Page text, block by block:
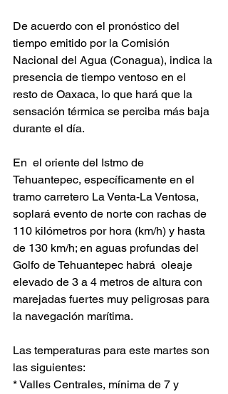
De acuerdo con el pronóstico del
tiempo emitido por la Comisión
Nacional del Agua (Conagua), indica la
presencia de tiempo ventoso en el
resto de Oaxaca, lo que hará que la
sensación térmica se perciba más baja
durante el día.
En  el oriente del Istmo de
Tehuantepec, específicamente en el
tramo carretero La Venta-La Ventosa,
soplará evento de norte con rachas de
110 kilómetros por hora (km/h) y hasta
de 130 km/h; en aguas profundas del
Golfo de Tehuantepec habrá  oleaje
elevado de 3 a 4 metros de altura con
marejadas fuertes muy peligrosas para
la navegación marítima.
Las temperaturas para este martes son
las siguientes:
* Valles Centrales, mínima de 7 y